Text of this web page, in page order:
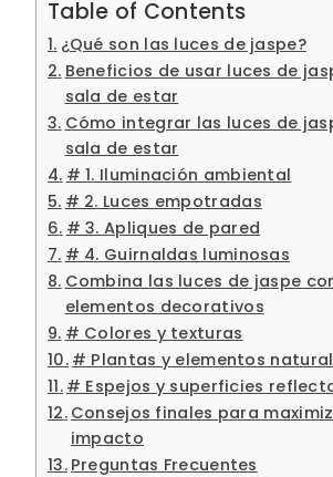
Table of Contents
¿Qué son las luces de jaspe?
Beneficios de usar luces de
sala de estar
Cómo integrar las luces de
sala de estar
# 1. Iluminación ambiental
# 2. Luces empotradas
# 3. Apliques de pared
# 4. Guirnaldas luminosas
Combina las luces de jaspe
elementos decorativos
# Colores y texturas
# Plantas y elementos
# Espejos y superficies
Consejos finales para
impacto
Preguntas Frecuentes